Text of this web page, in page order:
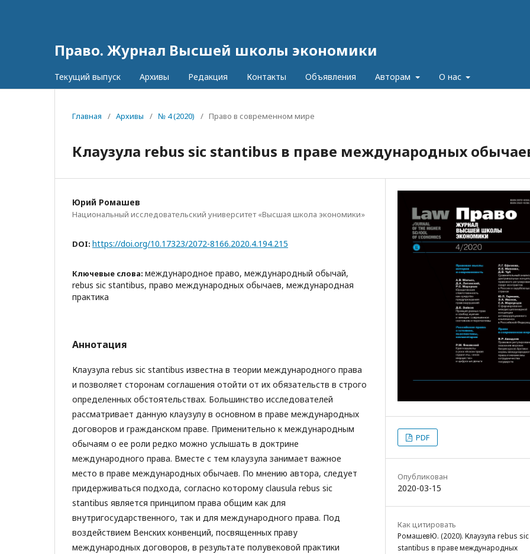
Право. Журнал Высшей школы экономики
Текущий выпуск Архивы Редакция Контакты Объявления Авторам О нас
Главная / Архивы / № 4 (2020) / Право в современном мире
Клаузула rebus sic stantibus в праве международных
Юрий Ромашев
Национальный исследовательский университет «Высшая школа экономики»
DOI: https://doi.org/10.17323/2072-8166.2020.4.194.215
Ключевые слова: международное право, международный обычай,
rebus sic stantibus, право международных обычаев, международная
практика
Аннотация
Клаузула rebus sic stantibus известна в теории международного права
и позволяет сторонам соглашения отойти от их обязательств в строго
определенных обстоятельствах. Большинство исследователей
рассматривает данную клаузулу в основном в праве международных
договоров и гражданском праве. Применительно к международным
обычаям о ее роли редко можно услышать в доктрине
международного права. Вместе с тем клаузула занимает важное
место в праве международных обычаев. По мнению автора, следует
придерживаться подхода, согласно которому clausula rebus sic
stantibus является принципом права общим как для
внутригосударственного, так и для международного права. Под
воздействием Венских конвенций, посвященных праву
международных договоров, в результате полувековой практики
PDF
Опубликован
2020-03-15
Как цитировать
РомашевЮ. (2020). Клаузула rebus sic
stantibus в праве международных